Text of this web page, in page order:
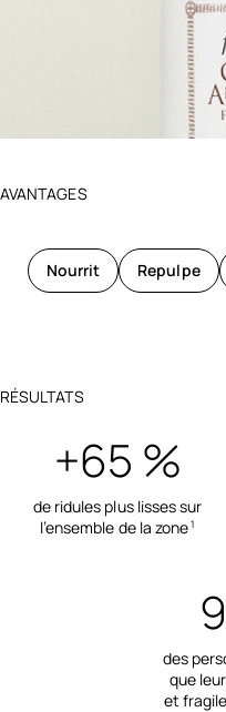
AVANTAGES
Nourrit Repulpe
RÉSULTATS
+65 %
de ridules plus lisses sur
l’ensemble de la zone1
des
que
et